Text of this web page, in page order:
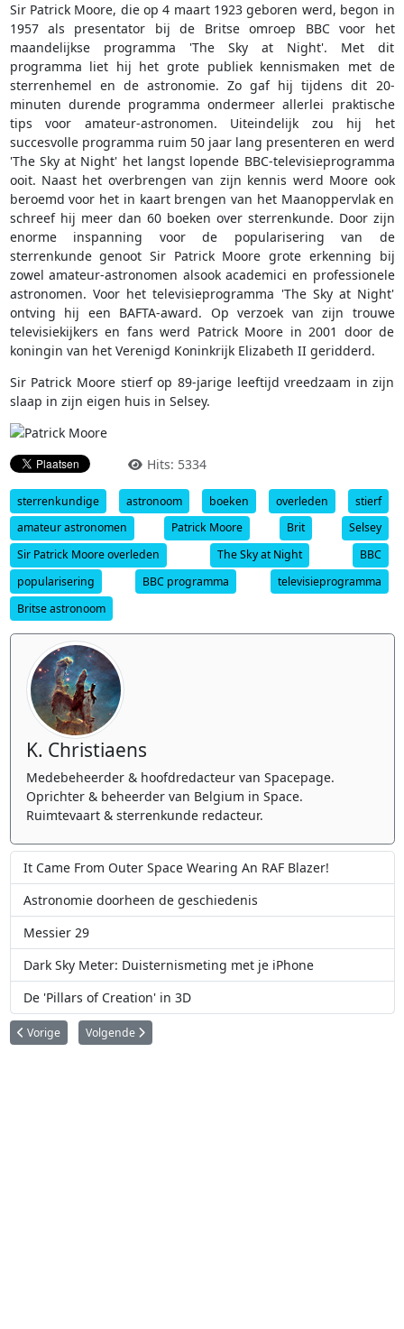
Sir Patrick Moore, die op 4 maart 1923 geboren werd, begon in
1957 als presentator bij de Britse omroep BBC voor het
maandelijkse programma 'The Sky at Night'. Met dit
programma liet hij het grote publiek kennismaken met de
sterrenhemel en de astronomie. Zo gaf hij tijdens dit 20-
minuten durende programma ondermeer allerlei praktische
tips voor amateur-astronomen. Uiteindelijk zou hij het
succesvolle programma ruim 50 jaar lang presenteren en werd
'The Sky at Night' het langst lopende BBC-televisieprogramma
ooit. Naast het overbrengen van zijn kennis werd Moore ook
beroemd voor het in kaart brengen van het Maanoppervlak en
schreef hij meer dan 60 boeken over sterrenkunde. Door zijn
enorme inspanning voor de popularisering van de
sterrenkunde genoot Sir Patrick Moore grote erkenning bij
zowel amateur-astronomen alsook academici en professionele
astronomen. Voor het televisieprogramma 'The Sky at Night'
ontving hij een BAFTA-award. Op verzoek van zijn trouwe
televisiekijkers en fans werd Patrick Moore in 2001 door de
koningin van het Verenigd Koninkrijk Elizabeth II geridderd.
Sir Patrick Moore stierf op 89-jarige leeftijd vreedzaam in zijn
slaap in zijn eigen huis in Selsey.
Hits: 5334
sterrenkundige astronoom boeken overleden
stierf
amateur astronomen
Patrick Moore Brit
Selsey
Sir Patrick Moore overleden
The Sky at Night
BBC
popularisering
BBC programma
televisieprogramma
Britse astronoom
K. Christiaens
Medebeheerder & hoofdredacteur van Spacepage.
Oprichter & beheerder van Belgium in Space.
Ruimtevaart & sterrenkunde redacteur.
It Came From Outer Space Wearing An RAF Blazer!
Astronomie doorheen de geschiedenis
Messier 29
Dark Sky Meter: Duisternismeting met je iPhone
De 'Pillars of Creation' in 3D
Vorig artikel: Hemelse muziek
Vorige Volgende artikel: Sterrenkunde op de iPhone en iPad
Volgende